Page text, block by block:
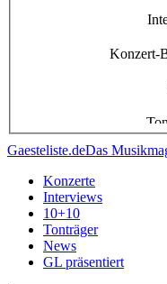
Konzert-
Gaesteliste.deDas
Konzerte
Interviews
10+10
Tonträger
News
GL präsentiert